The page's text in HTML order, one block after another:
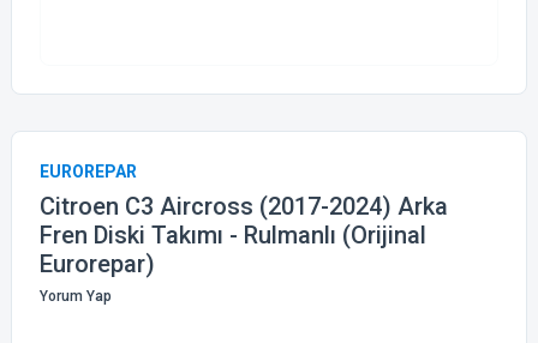
EUROREPAR
Citroen C3 Aircross (2017-2024) Arka
Fren Diski Takımı - Rulmanlı (Orijinal
Eurorepar)
Yorum Yap